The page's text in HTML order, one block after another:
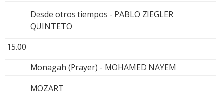
Desde otros tiempos - PABLO ZIEGLER
QUINTETO
15.00
Monagah (Prayer) - MOHAMED NAYEM
MOZART